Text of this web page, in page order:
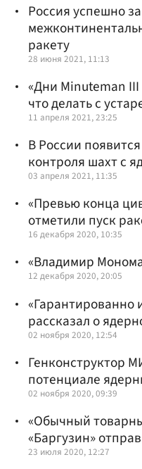
Россия успешно
ракету
28 июня 2021, 11:13
«Дни Minuteman
что делать с
11 апреля 2021, 23:25
В России
контроля шахт с
03 апреля 2021, 11:35
«Превью конца
отметили пуск
16 декабря 2020, 10:35
«Владимир
12 декабря 2020, 20:05
«Гарантированно
рассказал о
02 ноября 2020, 12:54
Генконструктор
потенциале
02 ноября 2020, 09:39
«Обычный
«Баргузин»
23 июля 2020, 12:27